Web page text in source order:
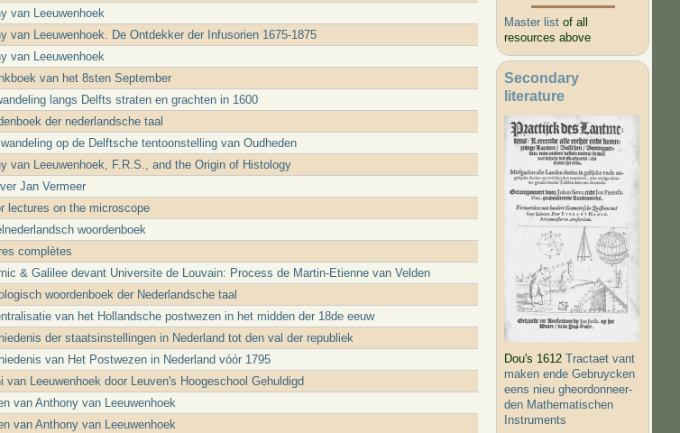
van Leeuwenhoek
van Leeuwenhoek. De Ontdekker der Infusorien 1675-1875
van Leeuwenhoek
van het 8sten September
langs Delfts straten en grachten in 1600
der nederlandsche taal
op de Delftsche tentoonstelling van Oudheden
van Leeuwenhoek, F.R.S., and the Origin of Histology
Jan Vermeer
lectures on the microscope
woordenboek
complètes
& Galilee devant Universite de Louvain: Process de Martin-Etienne van Velden
woordenboek der Nederlandsche taal
van het Hollandsche postwezen in het midden der 18de eeuw
der staatsinstellingen in Nederland tot den val der republiek
van Het Postwezen in Nederland vóór 1795
van Leeuwenhoek door Leuven's Hoogeschool Gehuldigd
van Anthony van Leeuwenhoek
van Anthony van Leeuwenhoek
Master list of all
resources above
Secondary
literature
Dou's 1612Tractaet vant
maken ende Gebruycken
eens nieu gheordonneer­
den Mathematischen
Instruments